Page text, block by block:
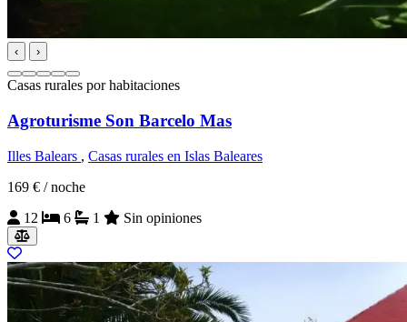
‹ ›
Casas rurales por habitaciones
Agroturisme Son Barcelo Mas
Illes Balears , Casas rurales en Islas Baleares
169 € / noche
12
6 1 Sin opiniones